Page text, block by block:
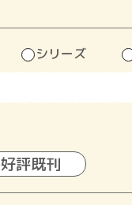
シリーズ
好評既刊